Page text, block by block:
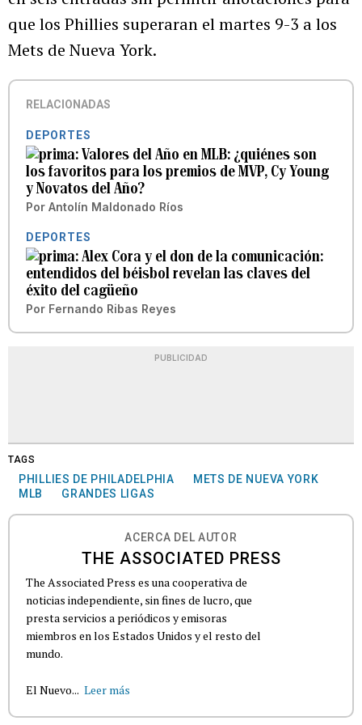
que los Phillies superaran el martes 9-3 a los
Mets de Nueva York.
RELACIONADAS
DEPORTES
Valores del Año en MLB: ¿quiénes son
los favoritos para los premios de MVP, Cy Young
y Novatos del Año?
Por Antolín Maldonado Ríos
DEPORTES
Alex Cora y el don de la comunicación:
entendidos del béisbol revelan las claves del
éxito del cagüeño
Por Fernando Ribas Reyes
PUBLICIDAD
TAGS
PHILLIES DE PHILADELPHIA
METS DE NUEVA YORK
MLB
GRANDES LIGAS
ACERCA DEL AUTOR
THE ASSOCIATED PRESS
The Associated Press es una cooperativa de
noticias independiente, sin fines de lucro, que
presta servicios a periódicos y emisoras
miembros en los Estados Unidos y el resto del
mundo.
El Nuevo... Leer más